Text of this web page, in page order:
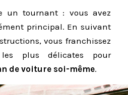
un tournant : vous avez
principal. En suivant
vous franchissez
plus délicates pour
de voiture soi-même.